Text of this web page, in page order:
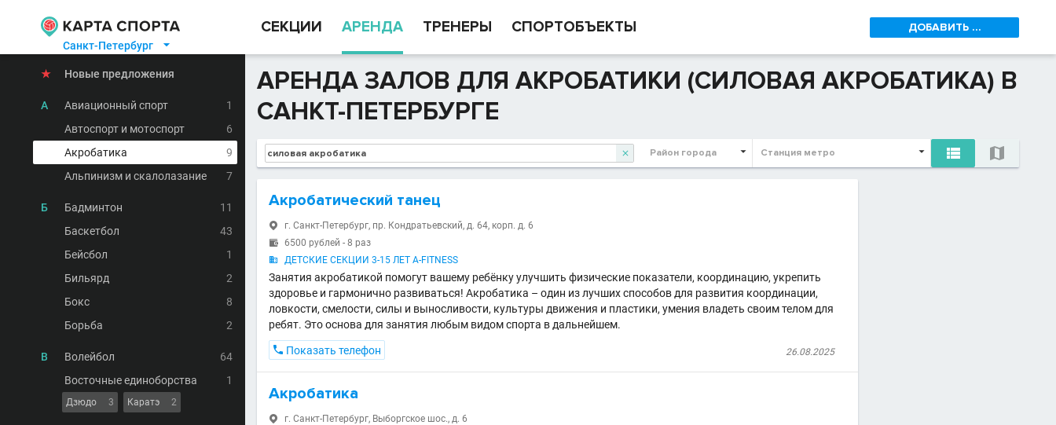
Санкт-Петербург 
СЕКЦИИ АРЕНДА ТРЕНЕРЫ СПОРТОБЪЕКТЫ ДОБАВИТЬ ...
★ Новые предложения
А Авиационный спорт
1
Автоспорт и мотоспорт
6
Акробатика
9
Альпинизм и скалолазание
7
Б Бадминтон
11
Баскетбол
43
Бейсбол
1
Бильярд
2
Бокс
8
Борьба
2
В Волейбол
64
Восточные единоборства
1
Дзюдо 3 Каратэ 2
АРЕНДА ЗАЛОВ ДЛЯ АКРОБАТИКИ (СИЛОВАЯ АКРОБАТИКА) В
САНКТ-ПЕТЕРБУРГЕ
 Район города Станция метро  
Акробатический танец
 г. Санкт-Петербург, пр. Кондратьевский, д. 64, корп. д. 6
 6500 рублей - 8 раз
 ДЕТСКИЕ СЕКЦИИ 3-15 ЛЕТ A-FITNESS
Занятия акробатикой помогут вашему ребёнку улучшить физические показатели, координацию, укрепить
здоровье и гармонично развиваться! Акробатика – один из лучших способов для развития координации,
ловкости, смелости, силы и выносливости, культуры движения и пластики, умения владеть своим телом для
ребят. Это основа для занятия любым видом спорта в дальнейшем.
26.08.2025
 Показать телефон
Акробатика
 г. Санкт-Петербург, Выборгское шос., д. 6